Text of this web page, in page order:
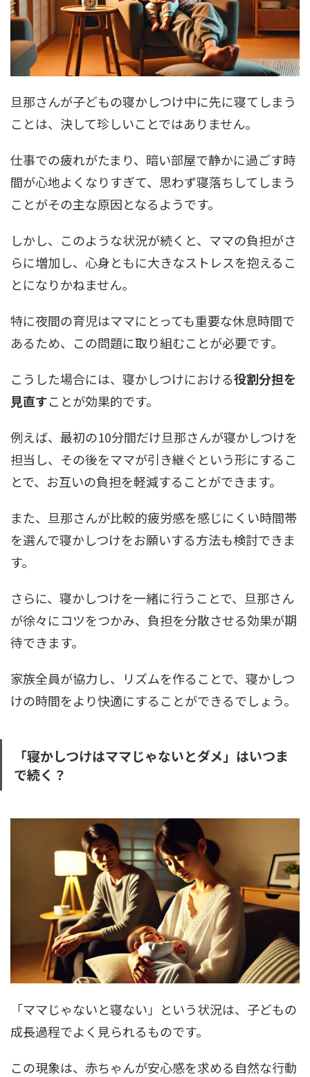
旦那さんが子どもの寝かしつけ中に先に寝てしまう
ことは、決して珍しいことではありません。
仕事での疲れがたまり、暗い部屋で静かに過ごす時
間が心地よくなりすぎて、思わず寝落ちしてしまう
ことがその主な原因となるようです。
しかし、このような状況が続くと、ママの負担がさ
らに増加し、心身ともに大きなストレスを抱えるこ
とになりかねません。
特に夜間の育児はママにとっても重要な休息時間で
あるため、この問題に取り組むことが必要です。
こうした場合には、寝かしつけにおける役割分担を
見直すことが効果的です。
例えば、最初の10分間だけ旦那さんが寝かしつけを
担当し、その後をママが引き継ぐという形にするこ
とで、お互いの負担を軽減することができます。
また、旦那さんが比較的疲労感を感じにくい時間帯
を選んで寝かしつけをお願いする方法も検討できま
す。
さらに、寝かしつけを一緒に行うことで、旦那さん
が徐々にコツをつかみ、負担を分散させる効果が期
待できます。
家族全員が協力し、リズムを作ることで、寝かしつ
けの時間をより快適にすることができるでしょう。
「寝かしつけはママじゃないとダメ」はいつま
で続く？
「ママじゃないと寝ない」という状況は、子どもの
成長過程でよく見られるものです。
この現象は、赤ちゃんが安心感を求める自然な行動